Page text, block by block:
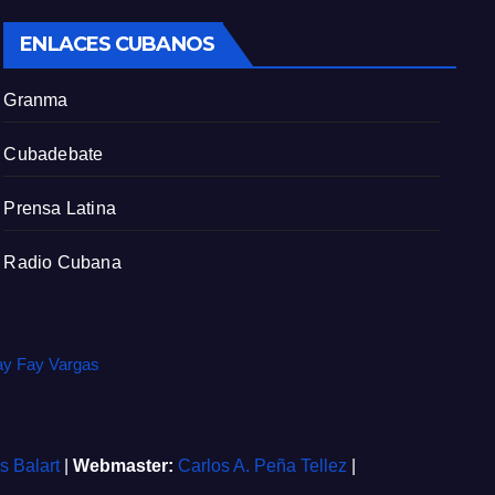
ENLACES CUBANOS
Granma
Cubadebate
Prensa Latina
Radio Cubana
Fay Vargas
Balart Webmaster: Carlos A. Peña Tellez